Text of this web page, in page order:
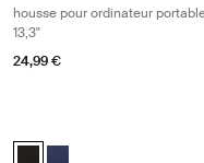
housse pour ordinateur
13,3"
24,99 €
Case Logic Ibira Laptop
Case Logic Ibira